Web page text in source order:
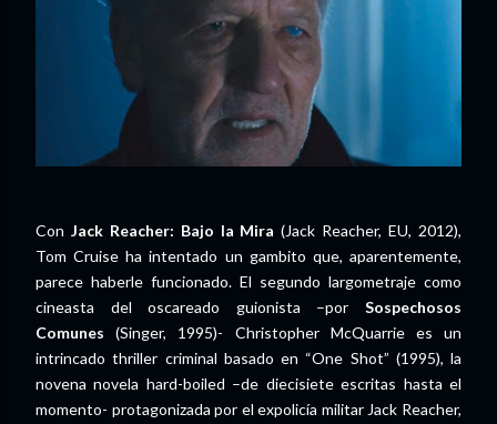
Con Jack Reacher: Bajo la Mira (Jack Reacher, EU, 2012),
Tom Cruise ha intentado un gambito que, aparentemente,
parece haberle funcionado. El segundo largometraje como
cineasta del oscareado guionista –por Sospechosos
Comunes (Singer, 1995)- Christopher McQuarrie es un
intrincado thriller criminal basado en “One Shot” (1995), la
novena novela hard-boiled –de diecisiete escritas hasta el
momento- protagonizada por el expolicía militar Jack Reacher,